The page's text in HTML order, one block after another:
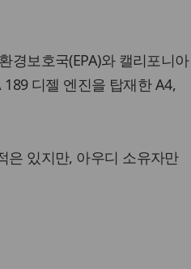
경보호국(EPA)와 캘리포니아
디젤 엔진을 탑재한 A4,
은 있지만, 아우디 소유자만